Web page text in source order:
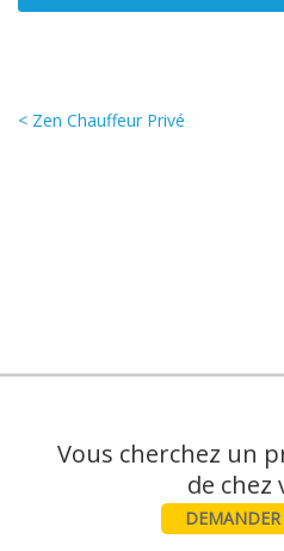
< Zen Chauffeur Privé
Vous cherchez un